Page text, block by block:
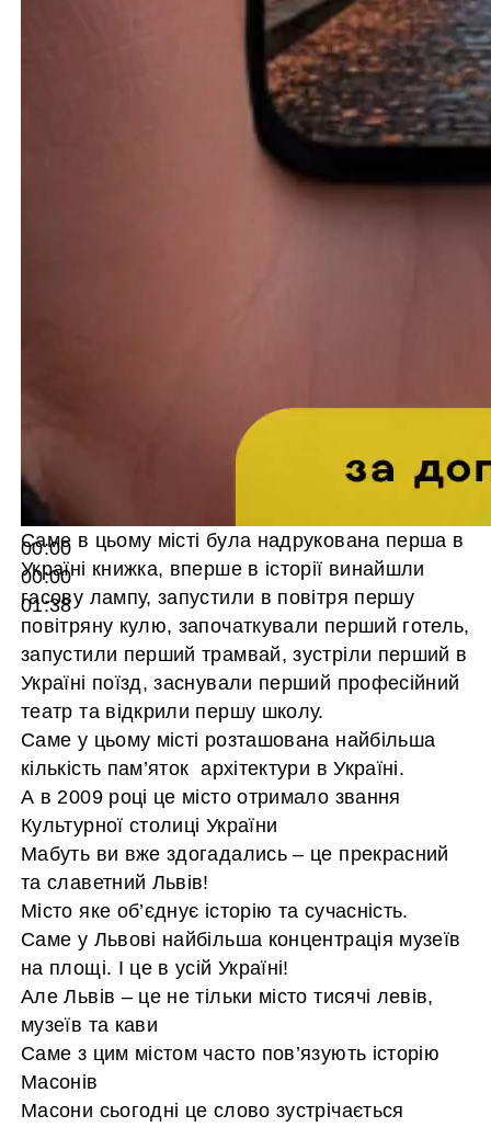
00:00
00:00
01:38
Саме в цьому місті була надрукована перша в
Україні книжка, вперше в історії винайшли
гасову лампу, запустили в повітря першу
повітряну кулю, започаткували перший готель,
запустили перший трамвай, зустріли перший в
Україні поїзд, заснували перший професійний
театр та відкрили першу школу.
Саме у цьому місті розташована найбільша
кількість пам’яток архітектури в Україні.
А в 2009 році це місто отримало звання
Культурної столиці України
Мабуть ви вже здогадались – це прекрасний
та славетний Львів!
Місто яке об’єднує історію та сучасність.
Саме у Львові найбільша концентрація музеїв
на площі. І це в усій Україні!
Але Львів – це не тільки місто тисячі левів,
музеїв та кави
Саме з цим містом часто пов’язують історію
Масонів
Масони сьогодні це слово зустрічається